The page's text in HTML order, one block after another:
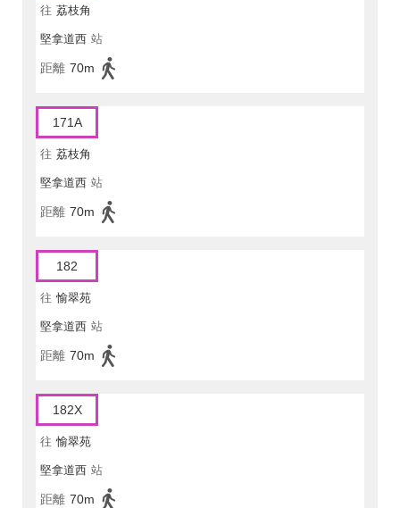
往 荔枝角
堅拿道西 站
距離 70m
171A
往 荔枝角
堅拿道西 站
距離 70m
182
往 愉翠苑
堅拿道西 站
距離 70m
182X
往 愉翠苑
堅拿道西 站
距離 70m